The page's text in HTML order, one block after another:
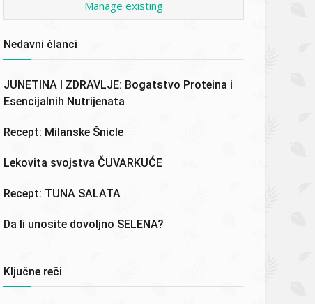
Manage existing
Nedavni članci
JUNETINA I ZDRAVLJE: Bogatstvo Proteina i
Esencijalnih Nutrijenata
Recept: Milanske Šnicle
Lekovita svojstva ČUVARKUĆE
Recept: TUNA SALATA
Da li unosite dovoljno SELENA?
Ključne reči